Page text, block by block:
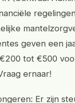
geven een
tot €500
ernaar!
Er zijn